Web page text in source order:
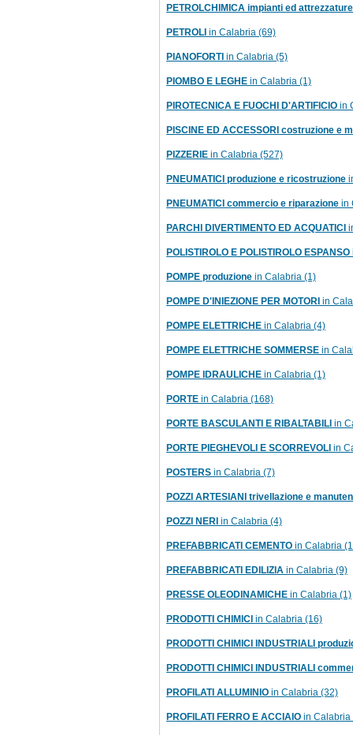
PETROLCHIMICA impianti ed attrezzature
PETROLI in Calabria (69)
PIANOFORTI in Calabria (5)
PIOMBO E LEGHE in Calabria (1)
PIROTECNICA E FUOCHI D'ARTIFICIO in
PISCINE ED ACCESSORI costruzione e
PIZZERIE in Calabria (527)
PNEUMATICI produzione e ricostruzione
PNEUMATICI commercio e riparazione in
PARCHI DIVERTIMENTO ED ACQUATICI
POLISTIROLO E POLISTIROLO ESPANSO
POMPE produzione in Calabria (1)
POMPE D'INIEZIONE PER MOTORI in
POMPE ELETTRICHE in Calabria (4)
POMPE ELETTRICHE SOMMERSE in
POMPE IDRAULICHE in Calabria (1)
PORTE in Calabria (168)
PORTE BASCULANTI E RIBALTABILI in
PORTE PIEGHEVOLI E SCORREVOLI in
POSTERS in Calabria (7)
POZZI ARTESIANI trivellazione e
POZZI NERI in Calabria (4)
PREFABBRICATI CEMENTO in Calabria
PREFABBRICATI EDILIZIA in Calabria (9)
PRESSE OLEODINAMICHE in Calabria (1)
PRODOTTI CHIMICI in Calabria (16)
PRODOTTI CHIMICI INDUSTRIALI
PRODOTTI CHIMICI INDUSTRIALI
PROFILATI ALLUMINIO in Calabria (32)
PROFILATI FERRO E ACCIAIO in Calabria